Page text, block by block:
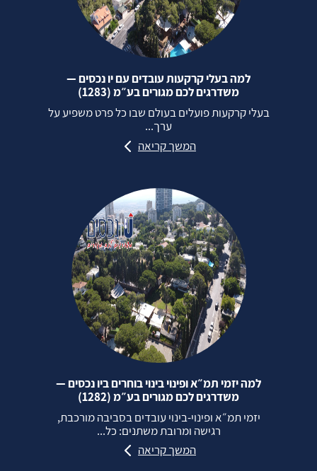
למה בעלי קרקעות עובדים עם יו נכסים —
משדרגים לכם מגורים בע״מ (1283)
בעלי קרקעות פועלים בעולם שבו כל פרט משפיע על
ערך...
המשך קריאה
למה יזמי תמ״א ופינוי בינוי בוחרים ביו נכסים —
משדרגים לכם מגורים בע״מ (1282)
יזמי תמ״א ופינוי‑בינוי עובדים בסביבה מורכבת,
רגישה ומרובת משתנים: כל...
המשך קריאה